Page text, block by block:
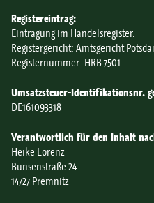
Registereintrag:
Eintragung im Handelsregister.
Registergericht: Amtsgericht
Registernummer: HRB 7501
Umsatzsteuer-Identifikationsnr.
DE161093318
Verantwortlich für den Inhalt
Heike Lorenz
Bunsenstraße 24
14727 Premnitz